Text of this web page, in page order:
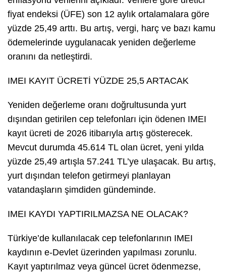
fiyat endeksi (ÜFE) son 12 aylık ortalamalara göre
yüzde 25,49 arttı. Bu artış, vergi, harç ve bazı kamu
ödemelerinde uygulanacak yeniden değerleme
oranını da netleştirdi.
IMEI KAYIT ÜCRETİ YÜZDE 25,5 ARTACAK
Yeniden değerleme oranı doğrultusunda yurt
dışından getirilen cep telefonları için ödenen IMEI
kayıt ücreti de 2026 itibarıyla artış gösterecek.
Mevcut durumda 45.614 TL olan ücret, yeni yılda
yüzde 25,49 artışla 57.241 TL’ye ulaşacak. Bu artış,
yurt dışından telefon getirmeyi planlayan
vatandaşların şimdiden gündeminde.
IMEI KAYDI YAPTIRILMAZSA NE OLACAK?
Türkiye’de kullanılacak cep telefonlarının IMEI
kaydının e-Devlet üzerinden yapılması zorunlu.
Kayıt yaptırılmaz veya güncel ücret ödenmezse,